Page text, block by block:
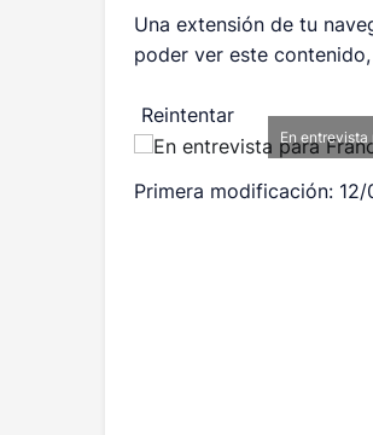
Una extensión de tu
poder ver este
Reintentar
En
Primera modificación: